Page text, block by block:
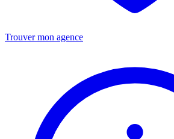
Trouver mon agence